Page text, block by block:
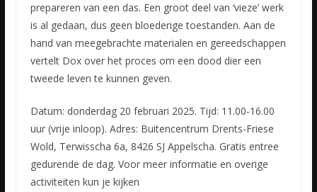
prepareren van een das. Een groot deel van ‘vieze’ werk
is al gedaan, dus geen bloederige toestanden. Aan de
hand van meegebrachte materialen en gereedschappen
vertelt Dox over het proces om een dood dier een
tweede leven te kunnen geven.
Datum: donderdag 20 februari 2025. Tijd: 11.00-16.00
uur (vrije inloop). Adres: Buitencentrum Drents-Friese
Wold, Terwisscha 6a, 8426 SJ Appelscha. Gratis entree
gedurende de dag. Voor meer informatie en overige
activiteiten kun je kijken